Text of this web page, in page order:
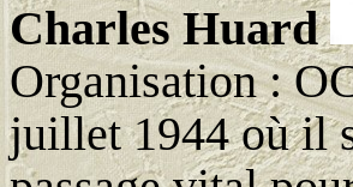
Charles Huard
Organisation :
juillet 1944 où il